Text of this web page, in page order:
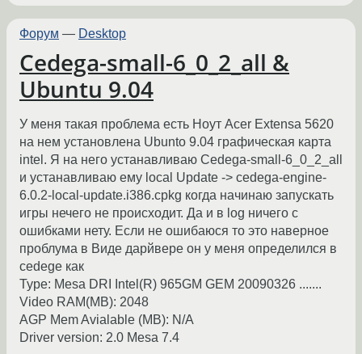
Форум — Desktop
Cedega-small-6_0_2_all &
Ubuntu 9.04
У меня такая проблема есть Ноут Acer Extensa 5620
на нем установлена Ubunto 9.04 графическая карта
intel. Я на него устанавливаю Cedega-small-6_0_2_all
и устанавливаю ему local Update -> cedega-engine-
6.0.2-local-update.i386.cpkg когда начинаю запускать
игры нечего не происходит. Да и в log ничего с
ошибками нету. Если не ошибаюся то это наверное
проблума в Виде дарйвере он у меня определился в
cedege как
Type: Mesa DRI Intel(R) 965GM GEM 20090326 .......
Video RAM(MB): 2048
AGP Mem Avialable (MB): N/A
Driver version: 2.0 Mesa 7.4